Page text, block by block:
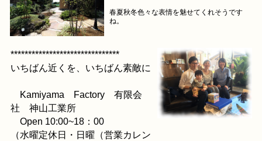
春夏秋冬色々な表情を魅せてくれそうです
ね。
*******************************
いちばん近くを、いちばん素敵に
Kamiyama Factory 有限会
社 神山工業所
Open 10:00~18：00
（水曜定休日・日曜（営業カレン